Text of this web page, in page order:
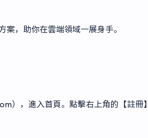
，助你在雲端領域一展身手。
），進入首頁。點擊右上角的【註冊】